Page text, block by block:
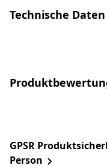
Technische Daten
GPSR
Person